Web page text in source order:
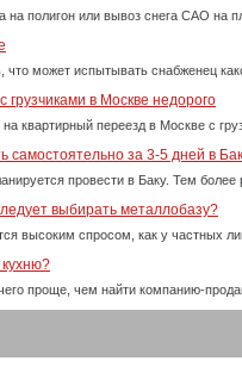
на полигон или вывоз снега САО на
что может испытывать снабженец
грузчиками в Москве недорого
квартирный переезд в Москве с
самостоятельно за 3-5 дней в
провести в Баку. Тем
выбирать металлобазу?
высоким спросом, как у частных
кухню?
проще, чем найти компанию-